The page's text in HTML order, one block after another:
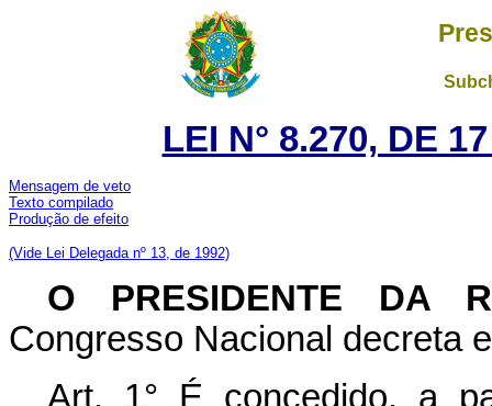
LEI N° 8.270, DE
Mensagem de veto
Texto compilado
Produção de efeito
(Vide Lei Delegada nº 13, de 1992)
O PRESIDENTE DA
Congresso Nacional decreta
Art. 1° É concedido, a